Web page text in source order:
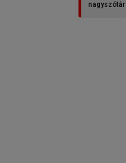
nagyszótár